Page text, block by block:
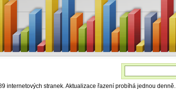
internetových stranek. Aktualizace řazení probíhá jednou denně.